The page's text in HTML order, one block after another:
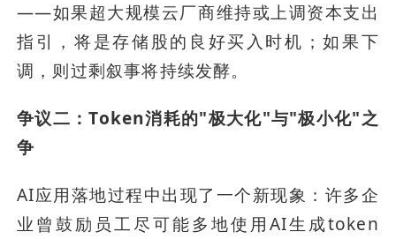
——如果超大规模云厂商维持或上调资本支出
指引，将是存储股的良好买入时机；如果下
调，则过剩叙事将持续发酵。
争议二：Token消耗的"极大化"与"极小化"之
争
AI应用落地过程中出现了一个新现象：许多企
业曾鼓励员工尽可能多地使用AI生成token